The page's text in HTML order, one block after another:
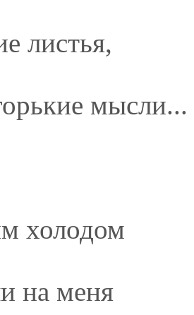
листья,
мысли...
холодом
на меня